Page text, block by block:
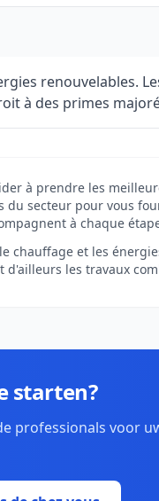
renouvelables.
à des primes
à prendre les
secteur pour vous
à chaque
chauffage et les
les travaux
starten?
professionals voor